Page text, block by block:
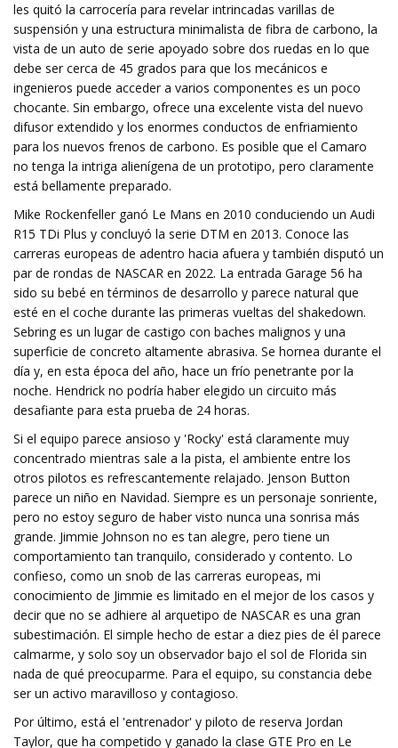
les quitó la carrocería para revelar intrincadas varillas de
suspensión y una estructura minimalista de fibra de carbono, la
vista de un auto de serie apoyado sobre dos ruedas en lo que
debe ser cerca de 45 grados para que los mecánicos e
ingenieros puede acceder a varios componentes es un poco
chocante. Sin embargo, ofrece una excelente vista del nuevo
difusor extendido y los enormes conductos de enfriamiento
para los nuevos frenos de carbono. Es posible que el Camaro
no tenga la intriga alienígena de un prototipo, pero claramente
está bellamente preparado.
Mike Rockenfeller ganó Le Mans en 2010 conduciendo un Audi
R15 TDi Plus y concluyó la serie DTM en 2013. Conoce las
carreras europeas de adentro hacia afuera y también disputó un
par de rondas de NASCAR en 2022. La entrada Garage 56 ha
sido su bebé en términos de desarrollo y parece natural que
esté en el coche durante las primeras vueltas del shakedown.
Sebring es un lugar de castigo con baches malignos y una
superficie de concreto altamente abrasiva. Se hornea durante el
día y, en esta época del año, hace un frío penetrante por la
noche. Hendrick no podría haber elegido un circuito más
desafiante para esta prueba de 24 horas.
Si el equipo parece ansioso y 'Rocky' está claramente muy
concentrado mientras sale a la pista, el ambiente entre los
otros pilotos es refrescantemente relajado. Jenson Button
parece un niño en Navidad. Siempre es un personaje sonriente,
pero no estoy seguro de haber visto nunca una sonrisa más
grande. Jimmie Johnson no es tan alegre, pero tiene un
comportamiento tan tranquilo, considerado y contento. Lo
confieso, como un snob de las carreras europeas, mi
conocimiento de Jimmie es limitado en el mejor de los casos y
decir que no se adhiere al arquetipo de NASCAR es una gran
subestimación. El simple hecho de estar a diez pies de él parece
calmarme, y solo soy un observador bajo el sol de Florida sin
nada de qué preocuparme. Para el equipo, su constancia debe
ser un activo maravilloso y contagioso.
Por último, está el 'entrenador' y piloto de reserva Jordan
Taylor, que ha competido y ganado la clase GTE Pro en Le